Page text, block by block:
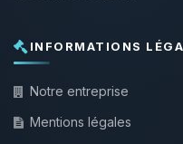
INFORMATIONS
Notre entreprise
Mentions légales